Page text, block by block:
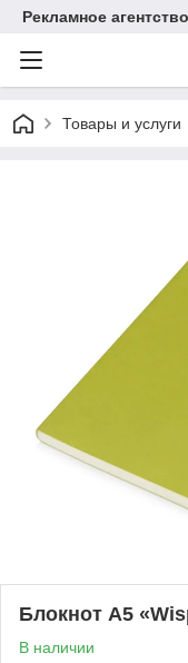
Рекламное
Товары и услуги
Блокнот А5
В наличии